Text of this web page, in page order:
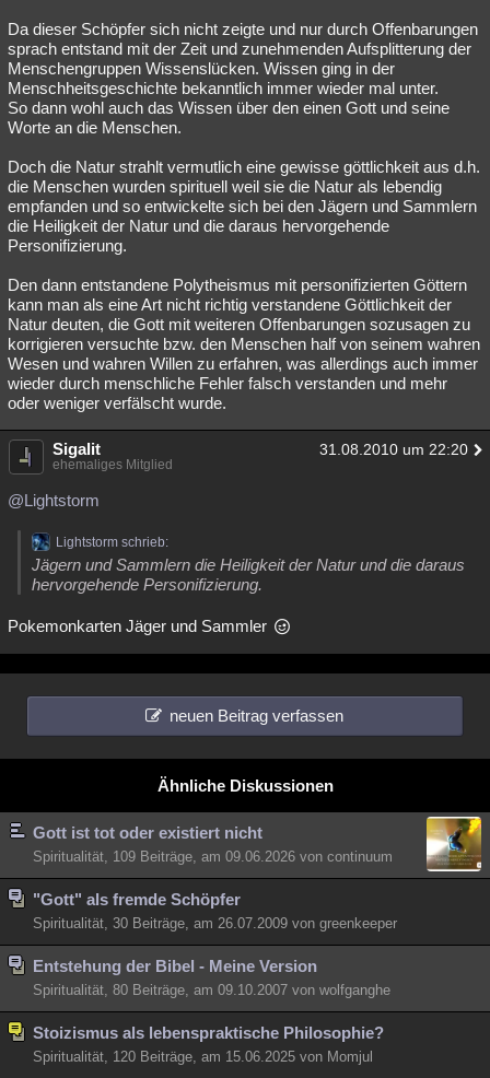
Da dieser Schöpfer sich nicht zeigte und nur durch Offenbarungen
sprach entstand mit der Zeit und zunehmenden Aufsplitterung der
Menschengruppen Wissenslücken. Wissen ging in der
Menschheitsgeschichte bekanntlich immer wieder mal unter.
So dann wohl auch das Wissen über den einen Gott und seine
Worte an die Menschen.
Doch die Natur strahlt vermutlich eine gewisse göttlichkeit aus d.h.
die Menschen wurden spirituell weil sie die Natur als lebendig
empfanden und so entwickelte sich bei den Jägern und Sammlern
die Heiligkeit der Natur und die daraus hervorgehende
Personifizierung.
Den dann entstandene Polytheismus mit personifizierten Göttern
kann man als eine Art nicht richtig verstandene Göttlichkeit der
Natur deuten, die Gott mit weiteren Offenbarungen sozusagen zu
korrigieren versuchte bzw. den Menschen half von seinem wahren
Wesen und wahren Willen zu erfahren, was allerdings auch immer
wieder durch menschliche Fehler falsch verstanden und mehr
oder weniger verfälscht wurde.
Sigalit 31.08.2010 um 22:20
ehemaliges Mitglied
@Lightstorm
Lightstorm schrieb:
Jägern und Sammlern die Heiligkeit der Natur und die daraus
hervorgehende Personifizierung.
Pokemonkarten Jäger und Sammler
neuen Beitrag verfassen
Ähnliche Diskussionen
Gott ist tot oder existiert nicht
Spiritualität, 109 Beiträge, am 09.06.2026 von continuum
"Gott" als fremde Schöpfer
Spiritualität, 30 Beiträge, am 26.07.2009 von greenkeeper
Entstehung der Bibel - Meine Version
Spiritualität, 80 Beiträge, am 09.10.2007 von wolfganghe
Stoizismus als lebenspraktische Philosophie?
Spiritualität, 120 Beiträge, am 15.06.2025 von Momjul